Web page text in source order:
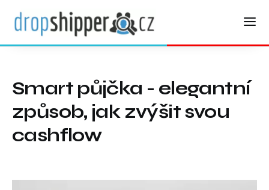
Smart půjčka - elegantní
způsob, jak zvýšit svou
cashflow